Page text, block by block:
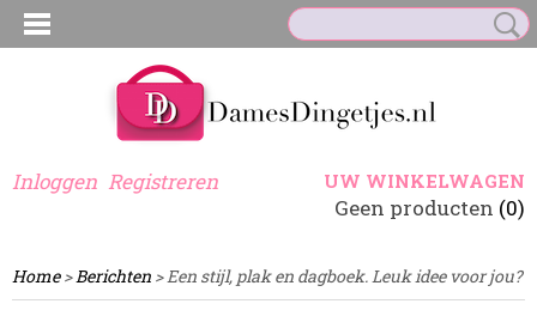
Inloggen Registreren UW WINKELWAGEN
Geen producten (0)
Home>Berichten > Een stijl, plak en dagboek. Leuk idee voor jou?